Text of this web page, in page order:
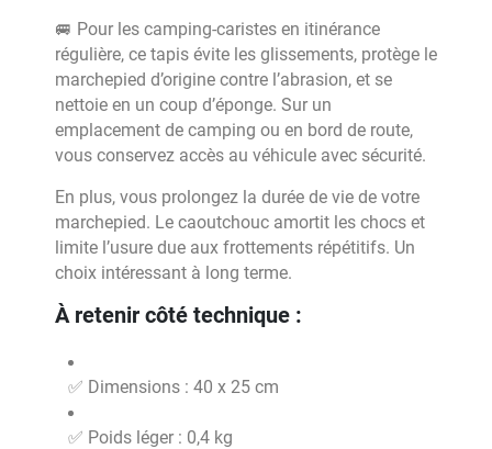
🚐 Pour les camping-caristes en itinérance
régulière, ce tapis évite les glissements, protège le
marchepied d’origine contre l’abrasion, et se
nettoie en un coup d’éponge. Sur un
emplacement de camping ou en bord de route,
vous conservez accès au véhicule avec sécurité.
En plus, vous prolongez la durée de vie de votre
marchepied. Le caoutchouc amortit les chocs et
limite l’usure due aux frottements répétitifs. Un
choix intéressant à long terme.
À retenir côté technique :
✅ Dimensions : 40 x 25 cm
✅ Poids léger : 0,4 kg